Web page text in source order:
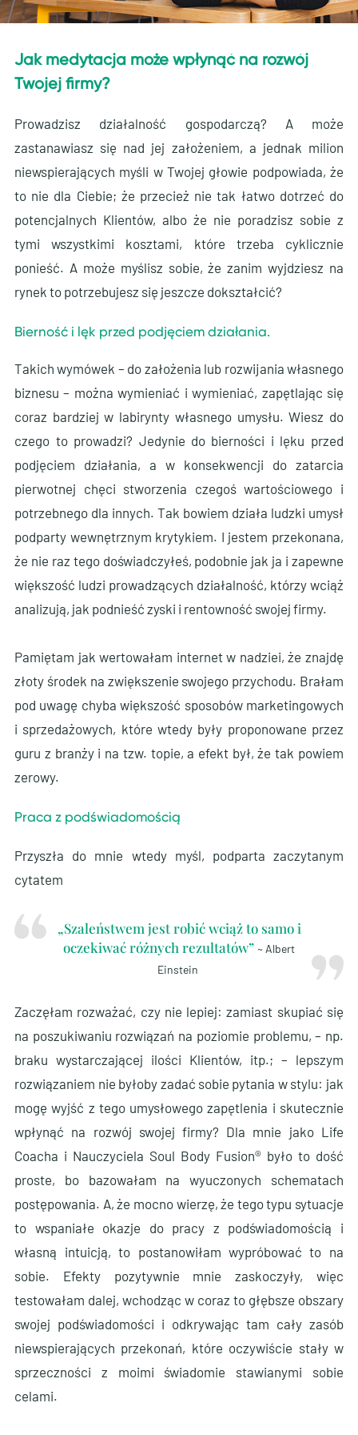
Jak medytacja może wpłynąć na rozwój
Twojej firmy?
Prowadzisz działalność gospodarczą? A może
zastanawiasz się nad jej założeniem, a jednak milion
niewspierających myśli w Twojej głowie podpowiada, że
to nie dla Ciebie; że przecież nie tak łatwo dotrzeć do
potencjalnych Klientów, albo że nie poradzisz sobie z
tymi wszystkimi kosztami, które trzeba cyklicznie
ponieść. A może myślisz sobie, że zanim wyjdziesz na
rynek to potrzebujesz się jeszcze dokształcić?
Bierność i lęk przed podjęciem działania.
Takich wymówek – do założenia lub rozwijania własnego
biznesu – można wymieniać i wymieniać, zapętlając się
coraz bardziej w labirynty własnego umysłu. Wiesz do
czego to prowadzi? Jedynie do bierności i lęku przed
podjęciem działania, a w konsekwencji do zatarcia
pierwotnej chęci stworzenia czegoś wartościowego i
potrzebnego dla innych. Tak bowiem działa ludzki umysł
podparty wewnętrznym krytykiem. I jestem przekonana,
że nie raz tego doświadczyłeś, podobnie jak ja i zapewne
większość ludzi prowadzących działalność, którzy wciąż
analizują, jak podnieść zyski i rentowność swojej firmy.
Pamiętam jak wertowałam internet w nadziei, że znajdę
złoty środek na zwiększenie swojego przychodu. Brałam
pod uwagę chyba większość sposobów marketingowych
i sprzedażowych, które wtedy były proponowane przez
guru z branży i na tzw. topie, a efekt był, że tak powiem
zerowy.
Praca z podświadomością
Przyszła do mnie wtedy myśl, podparta zaczytanym
cytatem
„Szaleństwem jest robić wciąż to samo i
oczekiwać różnych rezultatów” ~ Albert
Einstein
Zaczęłam rozważać, czy nie lepiej: zamiast skupiać się
na poszukiwaniu rozwiązań na poziomie problemu, – np.
braku wystarczającej ilości Klientów, itp.; – lepszym
rozwiązaniem nie byłoby zadać sobie pytania w stylu: jak
mogę wyjść z tego umysłowego zapętlenia i skutecznie
wpłynąć na rozwój swojej firmy? Dla mnie jako Life
Coacha i Nauczyciela Soul Body Fusion® było to dość
proste, bo bazowałam na wyuczonych schematach
postępowania. A, że mocno wierzę, że tego typu sytuacje
to wspaniałe okazje do pracy z podświadomością i
własną intuicją, to postanowiłam wypróbować to na
sobie. Efekty pozytywnie mnie zaskoczyły, więc
testowałam dalej, wchodząc w coraz to głębsze obszary
swojej podświadomości i odkrywając tam cały zasób
niewspierających przekonań, które oczywiście stały w
sprzeczności z moimi świadomie stawianymi sobie
celami.